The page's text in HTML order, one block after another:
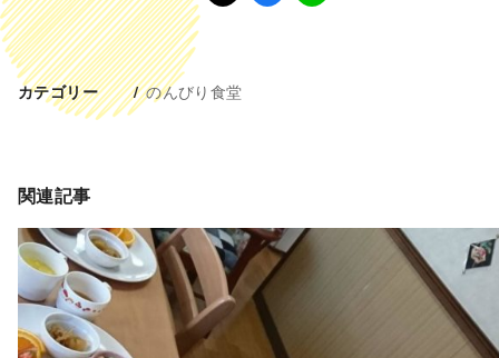
カテゴリー のんびり食堂
関連記事